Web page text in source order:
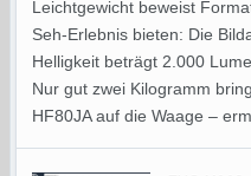
Leichtgewicht beweist
Seh-Erlebnis bieten: Die
Helligkeit beträgt 2.000
Nur gut zwei Kilogramm
HF80JA auf die Waage –